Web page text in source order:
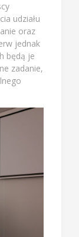
udziału
oraz
jednak
będą je
zadanie,